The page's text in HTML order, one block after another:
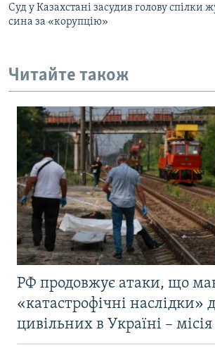
Суд у Казахстані засудив голову спілки
сина за «корупцію»
Читайте також
РФ продовжує атаки, що
«катастрофічні наслідки»
цивільних в Україні –